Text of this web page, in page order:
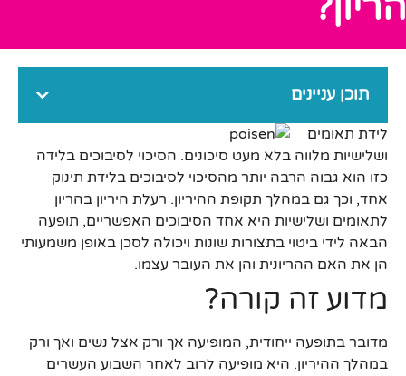
תוכן עניינים
לידת תאומים
ושלישיות מלווה בלא מעט סיכונים. הסיכוי לסיבוכים בלידה
כזו הוא גבוה הרבה יותר מהסיכוי לסיבוכים בלידת תינוק
אחד, וכך גם במהלך תקופת ההיריון. רעלת היריון בהריון
לתאומים ושלישיות היא אחד הסיבוכים האפשריים, תופעה
הבאה לידי ביטוי בתצורות שונות ויכולה לסכן באופן משמעותי
הן את האם ההריונית והן את העובר עצמו.
מדוע זה קורה?
מדובר בתופעה ייחודית, המופיעה אך ורק אצל נשים ואך ורק
במהלך ההיריון. היא מופיעה לרוב לאחר השבוע העשרים